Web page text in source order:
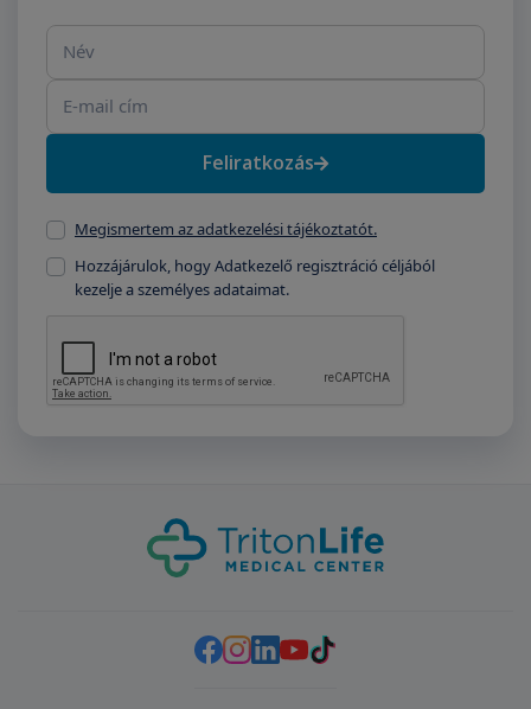
Név
E-mail cím
Feliratkozás
Megismertem az adatkezelési tájékoztatót.
Hozzájárulok, hogy Adatkezelő regisztráció céljából
kezelje a személyes adataimat.